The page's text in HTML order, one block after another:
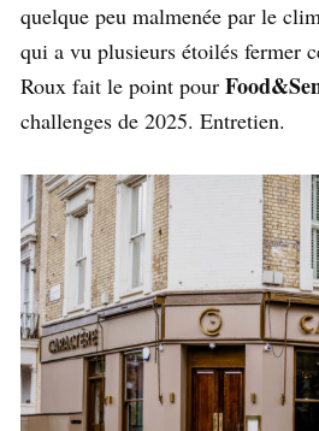
quelque peu malmenée par le
qui a vu plusieurs étoilés fermer
Roux fait le point pour
challenges de 2025. Entretien.